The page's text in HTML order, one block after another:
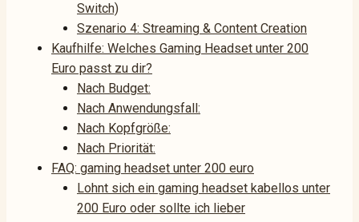
Switch)
Szenario 4: Streaming & Content Creation
Kaufhilfe: Welches Gaming Headset unter 200
Euro passt zu dir?
Nach Budget:
Nach Anwendungsfall:
Nach Kopfgröße:
Nach Priorität:
FAQ: gaming headset unter 200 euro
Lohnt sich ein gaming headset kabellos unter
200 Euro oder sollte ich lieber